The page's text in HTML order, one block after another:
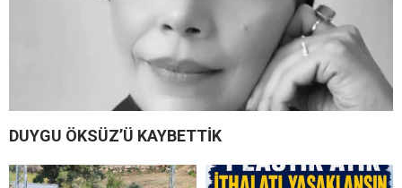
DUYGU ÖKSÜZ’Ü KAYBETTİK